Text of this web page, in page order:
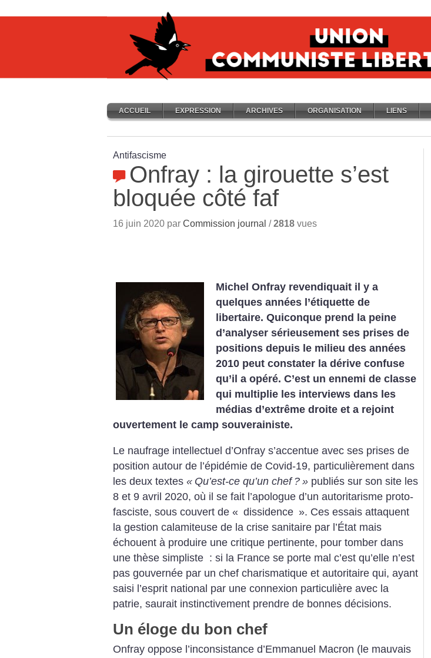
ACCUEIL EXPRESSION ARCHIVES ORGANISATION LIENS
Antifascisme
Onfray : la girouette s’est
bloquée côté faf
16 juin 2020 par Commission journal /2818 vues
Michel Onfray revendiquait il y a
quelques années l’étiquette de
libertaire. Quiconque prend la peine
d’analyser sérieusement ses prises de
positions depuis le milieu des années
2010 peut constater la dérive confuse
qu’il a opéré. C’est un ennemi de classe
qui multiplie les interviews dans les
médias d’extrême droite et a rejoint
ouvertement le camp souverainiste.
Le naufrage intellectuel d’Onfray s’accentue avec ses prises de
position autour de l’épidémie de Covid-19, particulièrement dans
les deux textes « Qu’est-ce qu’un chef ? » publiés sur son site les
8 et 9 avril 2020, où il se fait l’apologue d’un autoritarisme proto-
fasciste, sous couvert de « dissidence ». Ces essais attaquent
la gestion calamiteuse de la crise sanitaire par l’État mais
échouent à produire une critique pertinente, pour tomber dans
une thèse simpliste : si la France se porte mal c’est qu’elle n’est
pas gouvernée par un chef charismatique et autoritaire qui, ayant
saisi l’esprit national par une connexion particulière avec la
patrie, saurait instinctivement prendre de bonnes décisions.
Un éloge du bon chef
Onfray oppose l’inconsistance d’Emmanuel Macron (le mauvais